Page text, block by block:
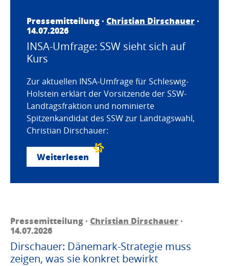
Pressemitteilung · Christian Dirschauer·
14.07.2026
INSA-Umfrage: SSW sieht sich auf
Kurs
Zur aktuellen INSA-Umfrage für Schleswig-
Holstein erklärt der Vorsitzende der SSW-
Landtagsfraktion und nominierte
Spitzenkandidat des SSW zur Landtagswahl,
Christian Dirschauer:
Weiterlesen
Pressemitteilung · Christian Dirschauer·
14.07.2026
Dirschauer: Dänemark-Strategie muss
zeigen, was sie konkret bewirkt